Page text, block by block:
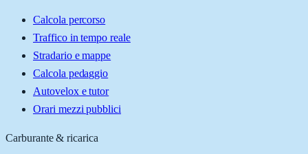
Calcola percorso
Traffico in tempo reale
Stradario e mappe
Calcola pedaggio
Autovelox e tutor
Orari mezzi pubblici
Carburante & ricarica